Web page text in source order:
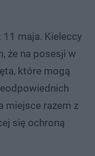
11 maja. Kieleccy
że na posesji w
które mogą
miejsce razem z
się ochroną